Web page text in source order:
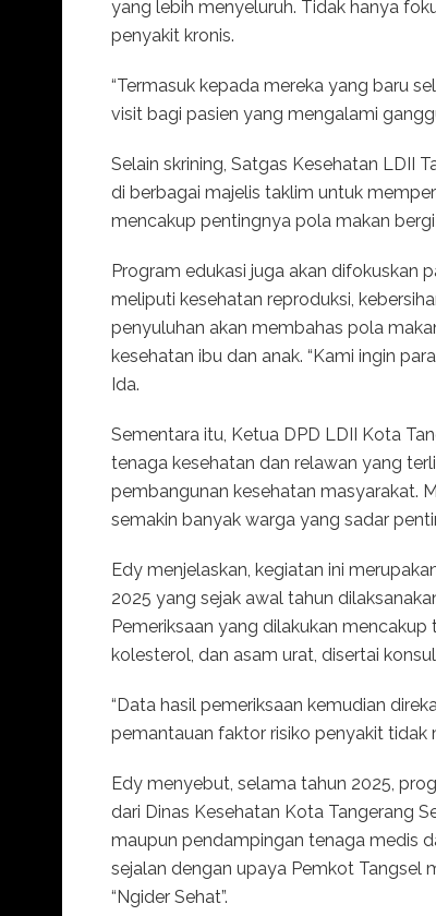
yang lebih menyeluruh. Tidak hanya
penyakit kronis.
“Termasuk kepada mereka yang baru
visit bagi pasien yang mengalami
Selain skrining, Satgas Kesehatan LDII
di berbagai majelis taklim untuk
mencakup pentingnya pola makan
Program edukasi juga akan difokuskan
meliputi kesehatan reproduksi,
penyuluhan akan membahas pola
kesehatan ibu dan anak. “Kami ingin
Ida.
Sementara itu, Ketua DPD LDII Kota
tenaga kesehatan dan relawan yang
pembangunan kesehatan masyarakat.
semakin banyak warga yang sadar
Edy menjelaskan, kegiatan ini
2025 yang sejak awal tahun
Pemeriksaan yang dilakukan mencakup
kolesterol, dan asam urat, disertai
“Data hasil pemeriksaan kemudian
pemantauan faktor risiko penyakit tidak
Edy menyebut, selama tahun 2025,
dari Dinas Kesehatan Kota Tangerang
maupun pendampingan tenaga medis
sejalan dengan upaya Pemkot Tangsel
“Ngider Sehat”.